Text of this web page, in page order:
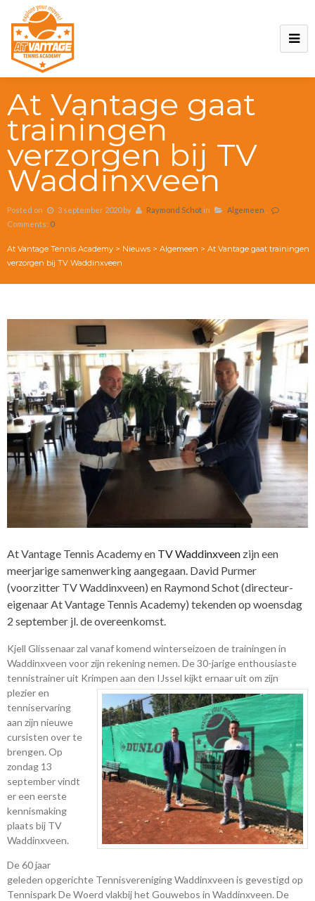
At Vantage gaat
trainingen
verzorgen bij TV
Waddinxveen
Posted on 3 september 2020by Raymond Schotin Algemeen
Comments: 0
At Vantage Tennis Academy > Nieuws > Algemeen > At Vantage gaat trainingen
verzorgen bij TV Waddinxveen
At Vantage Tennis Academy en TV Waddinxveen zijn een
meerjarige samenwerking aangegaan. David Purmer
(voorzitter TV Waddinxveen) en Raymond Schot (directeur-
eigenaar At Vantage Tennis Academy) tekenden op woensdag
2 september jl. de overeenkomst.
Kjell Glissenaar zal vanaf komend winterseizoen de trainingen in
Waddinxveen voor zijn rekening nemen. De 30-jarige enthousiaste
tennistrainer uit Krimpen aan den IJssel kijkt ernaar uit om zijn
plezier en
tenniservaring
aan zijn nieuwe
cursisten over te
brengen. Op
zondag 13
september vindt
er een eerste
kennismaking
plaats bij TV
Waddinxveen.
De 60 jaar
geleden opgerichte Tennisvereniging Waddinxveen is gevestigd op
Tennispark De Woerd vlakbij het Gouwebos in Waddinxveen. De